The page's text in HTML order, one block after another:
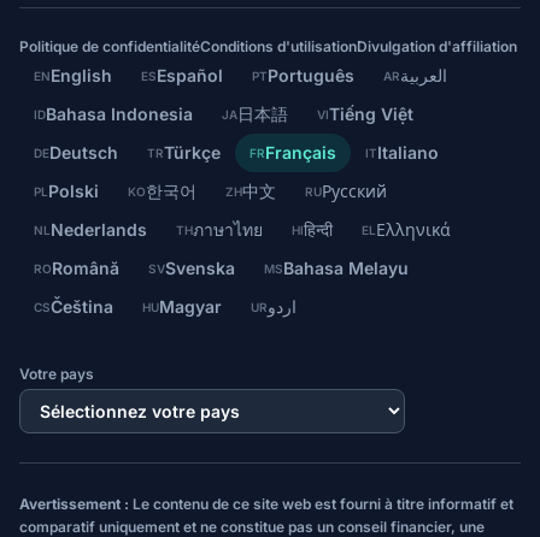
Politique de confidentialitéConditions d'utilisationDivulgation d'affiliation
ENEnglish ESEspañol PTPortuguês ARالعربية
IDBahasa Indonesia JA日本語 VITiếng Việt
DEDeutsch TRTürkçe FRFrançais ITItaliano
PL Polski KO한국어 ZH中文 RUРусский
NL Nederlands THภาษาไทย HIहिन्दी EL Ελληνικά
RORomână SVSvenska MSBahasa Melayu
CSČeština HUMagyar URاردو
Votre pays
Avertissement : Le contenu de ce site web est fourni à titre informatif et
comparatif uniquement et ne constitue pas un conseil financier, une